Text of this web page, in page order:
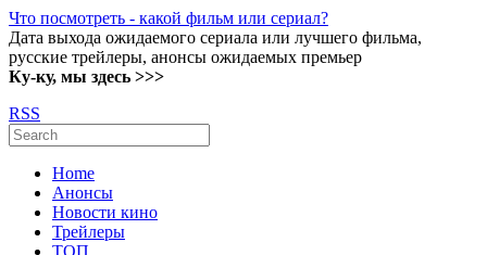
Что посмотреть - какой фильм или сериал?
Дата выхода ожидаемого сериала или лучшего фильма,
русские трейлеры, анонсы ожидаемых премьер
Ку-ку, мы здесь >>>
RSS
Home
Анонсы
Новости кино
Трейлеры
ТОП